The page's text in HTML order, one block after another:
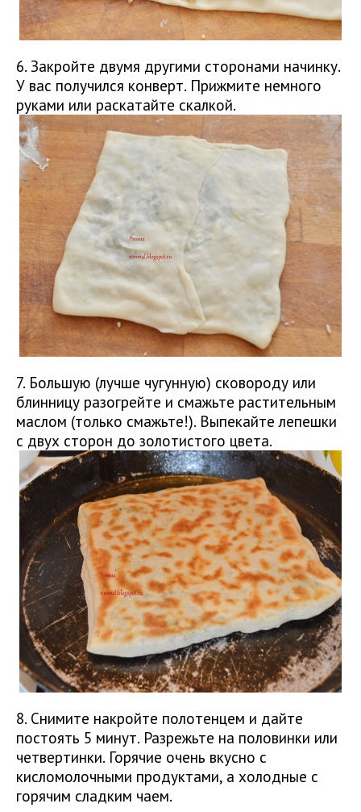
6. Закройте двумя другими сторонами начинку.
У вас получился конверт. Прижмите немного
руками или раскатайте скалкой.
7. Большую (лучше чугунную) сковороду или
блинницу разогрейте и смажьте растительным
маслом (только смажьте!). Выпекайте лепешки
с двух сторон до золотистого цвета.
8. Снимите накройте полотенцем и дайте
постоять 5 минут. Разрежьте на половинки или
четвертинки. Горячие очень вкусно с
кисломолочными продуктами, а холодные с
горячим сладким чаем.